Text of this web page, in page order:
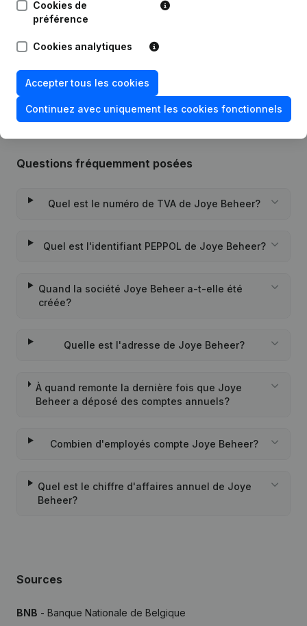
15-01-2013
Personne Morale, Ouverture
Succursale, etc...)
Questions fréquemment posées
Quel est le numéro de TVA de Joye Beheer?
Quel est l'identifiant PEPPOL de Joye Beheer?
Quand la société Joye Beheer a-t-elle été
créée?
Quelle est l'adresse de Joye Beheer?
À quand remonte la dernière fois que Joye
Beheer a déposé des comptes annuels?
Combien d'employés compte Joye Beheer?
Quel est le chiffre d'affaires annuel de Joye
Beheer?
Sources
BNB - Banque Nationale de Belgique
Cookies de
préférence
Cookies analytiques
Accepter tous les cookies
Continuez avec uniquement les cookies fonctionnels